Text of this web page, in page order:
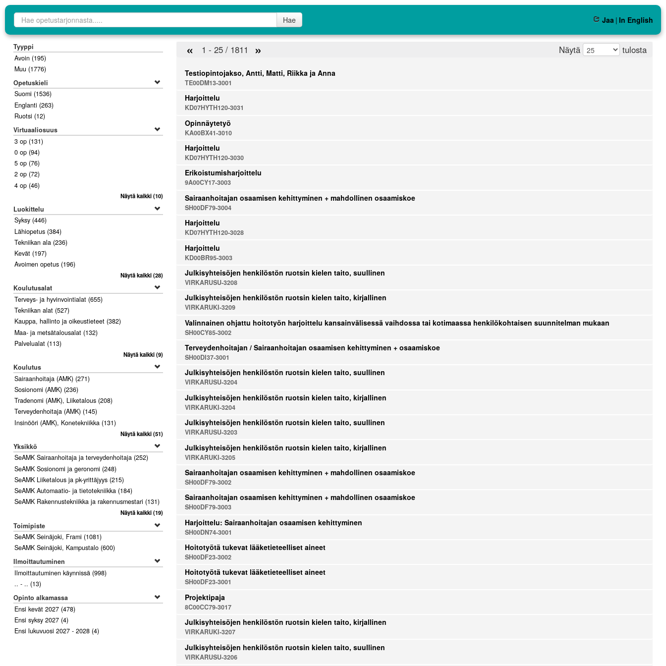
Opetustarjontahaku Hae Jaa | In English
Tyyppi
Avoin (195)
Muu (1776)
Opetuskieli
Suomi (1536)
Englanti (263)
Ruotsi (12)
Virtuaaliosuus
3 op (131)
0 op (94)
5 op (76)
2 op (72)
4 op (46)
Näytä kaikki(10)
Luokittelu
Syksy (446)
Lähiopetus (384)
Tekniikan ala (236)
Kevät (197)
Avoimen opetus (196)
Näytä kaikki(28)
Koulutusalat
Terveys- ja hyvinvointialat (655)
Tekniikan alat (527)
Kauppa, hallinto ja oikeustieteet (382)
Maa- ja metsätalousalat (132)
Palvelualat (113)
Näytä kaikki(9)
Koulutus
Sairaanhoitaja (AMK) (271)
Sosionomi (AMK) (236)
Tradenomi (AMK), Liiketalous (208)
Terveydenhoitaja (AMK) (145)
Insinööri (AMK), Konetekniikka (131)
Näytä kaikki(51)
Yksikkö
SeAMK Sairaanhoitaja ja terveydenhoitaja (252)
SeAMK Sosionomi ja geronomi (248)
SeAMK Liiketalous ja pk-yrittäjyys (215)
SeAMK Automaatio- ja tietotekniikka (184)
SeAMK Rakennustekniikka ja rakennusmestari (131)
Näytä kaikki(19)
Toimipiste
SeAMK Seinäjoki, Frami (1081)
SeAMK Seinäjoki, Kampustalo (600)
Ilmoittautuminen
Ilmoittautuminen käynnissä (998)
.. - .. (13)
Opinto alkamassa
Ensi kevät 2027 (478)
Ensi syksy 2027 (4)
Ensi lukuvuosi 2027 - 2028 (4)
« 1 - 25 / 1811 » Näytä tulosta
Testiopintojakso, Antti, Matti, Riikka ja Anna
TE00DM13-3001
Harjoittelu
KD07HYTH120-3031
Opinnäytetyö
KA00BX41-3010
Harjoittelu
KD07HYTH120-3030
Erikoistumisharjoittelu
9A00CY17-3003
Sairaanhoitajan osaamisen kehittyminen + mahdollinen osaamiskoe
SH00DF79-3004
Harjoittelu
KD07HYTH120-3028
Harjoittelu
KD00BR95-3003
Julkisyhteisöjen henkilöstön ruotsin kielen taito, suullinen
VIRKARUSU-3208
Julkisyhteisöjen henkilöstön ruotsin kielen taito, kirjallinen
VIRKARUKI-3209
Valinnainen ohjattu hoitotyön harjoittelu kansainvälisessä vaihdossa tai kotimaassa henkilökohtaisen suunnitelman mukaan
SH00CY85-3002
Terveydenhoitajan / Sairaanhoitajan osaamisen kehittyminen + osaamiskoe
SH00DI37-3001
Julkisyhteisöjen henkilöstön ruotsin kielen taito, suullinen
VIRKARUSU-3204
Julkisyhteisöjen henkilöstön ruotsin kielen taito, kirjallinen
VIRKARUKI-3204
Julkisyhteisöjen henkilöstön ruotsin kielen taito, suullinen
VIRKARUSU-3203
Julkisyhteisöjen henkilöstön ruotsin kielen taito, kirjallinen
VIRKARUKI-3205
Sairaanhoitajan osaamisen kehittyminen + mahdollinen osaamiskoe
SH00DF79-3002
Sairaanhoitajan osaamisen kehittyminen + mahdollinen osaamiskoe
SH00DF79-3003
Harjoittelu: Sairaanhoitajan osaamisen kehittyminen
SH00DN74-3001
Hoitotyötä tukevat lääketieteelliset aineet
SH00DF23-3002
Hoitotyötä tukevat lääketieteelliset aineet
SH00DF23-3001
Projektipaja
8C00CC79-3017
Julkisyhteisöjen henkilöstön ruotsin kielen taito, kirjallinen
VIRKARUKI-3207
Julkisyhteisöjen henkilöstön ruotsin kielen taito, suullinen
VIRKARUSU-3206